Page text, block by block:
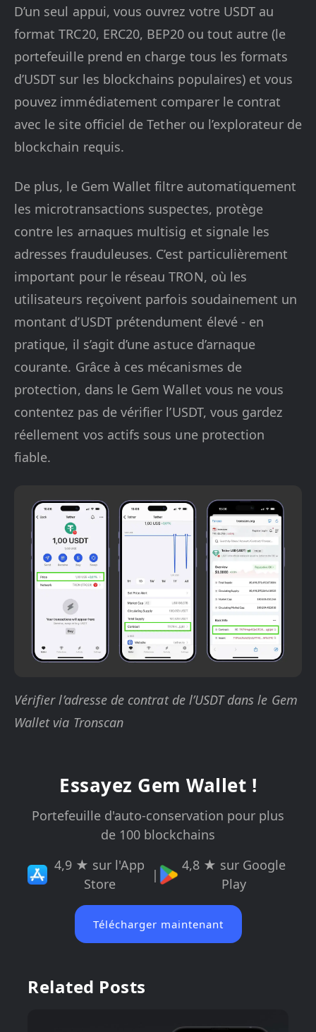
D’un seul appui, vous ouvrez votre USDT au
format TRC20, ERC20, BEP20 ou tout autre (le
portefeuille prend en charge tous les formats
d’USDT sur les blockchains populaires) et vous
pouvez immédiatement comparer le contrat
avec le site officiel de Tether ou l’explorateur de
blockchain requis.
De plus, le Gem Wallet filtre automatiquement
les microtransactions suspectes, protège
contre les arnaques multisig et signale les
adresses frauduleuses. C’est particulièrement
important pour le réseau TRON, où les
utilisateurs reçoivent parfois soudainement un
montant d’USDT prétendument élevé - en
pratique, il s’agit d’une astuce d’arnaque
courante. Grâce à ces mécanismes de
protection, dans le Gem Wallet vous ne vous
contentez pas de vérifier l’USDT, vous gardez
réellement vos actifs sous une protection
fiable.
Vérifier l’adresse de contrat de l’USDT dans le Gem
Wallet via Tronscan
Essayez Gem Wallet !
Portefeuille d'auto-conservation pour plus
de 100 blockchains
4,9 ★ sur l'App
Store
|
4,8 ★ sur Google
Play
Télécharger maintenant
Related Posts